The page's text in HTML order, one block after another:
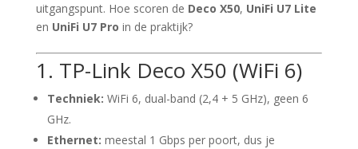
uitgangspunt. Hoe scoren de Deco X50, UniFi U7 Lite
en UniFi U7 Pro in de praktijk?
1. TP-Link Deco X50 (WiFi 6)
Techniek: WiFi 6, dual-band (2,4 + 5 GHz), geen 6
GHz.
Ethernet: meestal 1 Gbps per poort, dus je